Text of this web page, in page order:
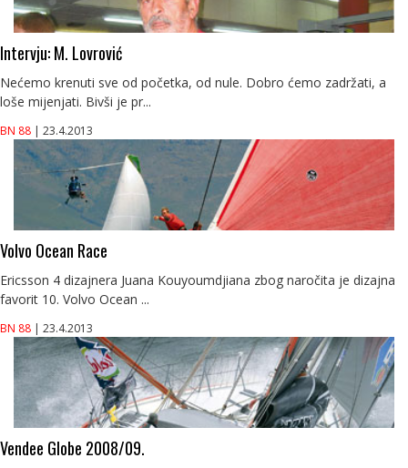
Intervju: M. Lovrović
Nećemo krenuti sve od početka, od nule. Dobro ćemo zadržati, a
loše mijenjati. Bivši je pr...
BN 88 | 23.4.2013
Volvo Ocean Race
Ericsson 4 dizajnera Juana Kouyoumdjiana zbog naročita je dizajna
favorit 10. Volvo Ocean ...
BN 88 | 23.4.2013
Vendee Globe 2008/09.